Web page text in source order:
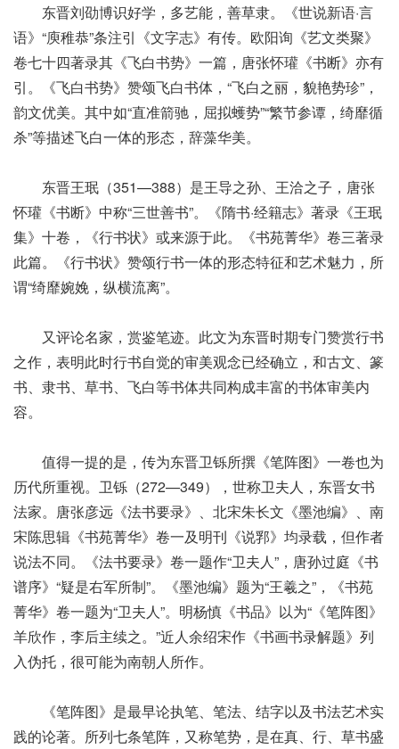
东晋刘劭博识好学，多艺能，善草隶。《世说新语·言
语》“庾稚恭”条注引《文字志》有传。欧阳询《艺文类聚》
卷七十四著录其《飞白书势》一篇，唐张怀瓘《书断》亦有
引。《飞白书势》赞颂飞白书体，“飞白之丽，貌艳势珍”，
韵文优美。其中如“直准箭驰，屈拟蠖势”“繁节参谭，绮靡循
杀”等描述飞白一体的形态，辞藻华美。
东晋王珉（351—388）是王导之孙、王洽之子，唐张
怀瓘《书断》中称“三世善书”。《隋书·经籍志》著录《王珉
集》十卷，《行书状》或来源于此。《书苑菁华》卷三著录
此篇。《行书状》赞颂行书一体的形态特征和艺术魅力，所
谓“绮靡婉娩，纵横流离”。
又评论名家，赏鉴笔迹。此文为东晋时期专门赞赏行书
之作，表明此时行书自觉的审美观念已经确立，和古文、篆
书、隶书、草书、飞白等书体共同构成丰富的书体审美内
容。
值得一提的是，传为东晋卫铄所撰《笔阵图》一卷也为
历代所重视。卫铄（272—349），世称卫夫人，东晋女书
法家。唐张彦远《法书要录》、北宋朱长文《墨池编》、南
宋陈思辑《书苑菁华》卷一及明刊《说郛》均录载，但作者
说法不同。《法书要录》卷一题作“卫夫人”，唐孙过庭《书
谱序》“疑是右军所制”。《墨池编》题为“王羲之”，《书苑
菁华》卷一题为“卫夫人”。明杨慎《书品》以为“《笔阵图》
羊欣作，李后主续之。”近人余绍宋作《书画书录解题》列
入伪托，很可能为南朝人所作。
《笔阵图》是最早论执笔、笔法、结字以及书法艺术实
践的论著。所列七条笔阵，又称笔势，是在真、行、草书盛